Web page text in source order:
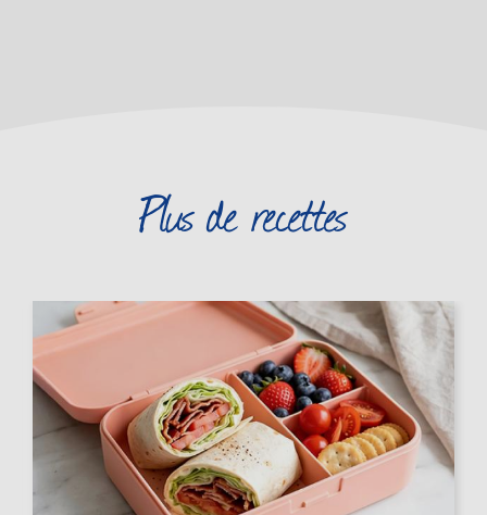
Plus de recettes